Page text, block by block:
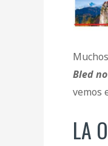
Bled
vemos
LA